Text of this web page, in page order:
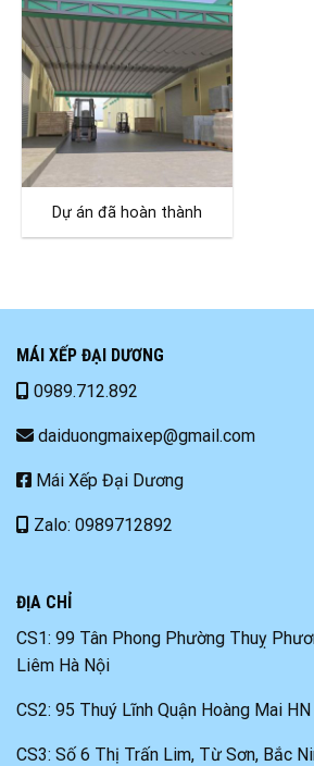
Dự án đã hoàn thành
MÁI XẾP ĐẠI DƯƠNG
0989.712.892
daiduongmaixep@gmail.com
Mái Xếp Đại Dương
Zalo: 0989712892
ĐỊA CHỈ
CS1: 99 Tân Phong Phường Thuỵ
Liêm Hà Nội
CS2: 95 Thuý Lĩnh Quận Hoàng Mai HN
CS3: Số 6 Thị Trấn Lim, Từ Sơn, Bắc